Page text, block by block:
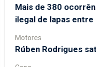
Mais de 380
ilegal de lapas
Motores
Rúben Rodrigues